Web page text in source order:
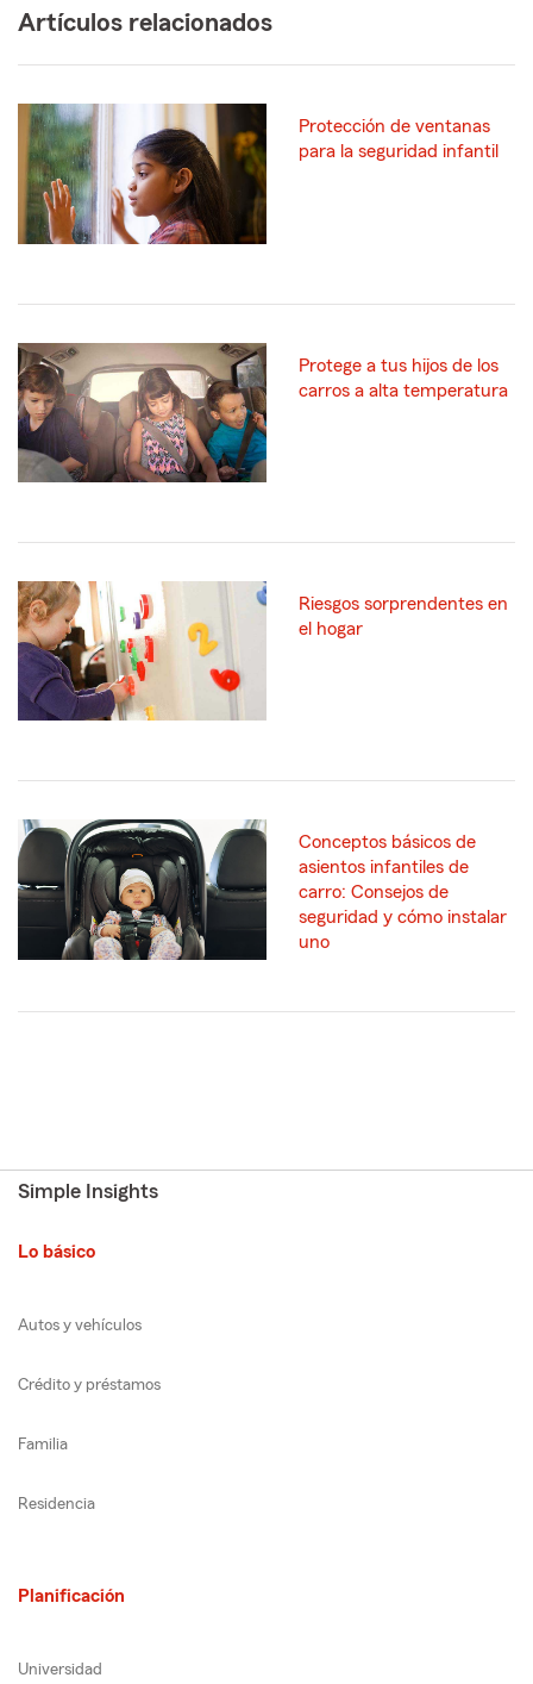
Artículos relacionados
Protección de ventanas
para la seguridad infantil
Protege a tus hijos de los
carros a alta temperatura
Riesgos sorprendentes en
el hogar
Conceptos básicos de
asientos infantiles de
carro: Consejos de
seguridad y cómo instalar
uno
Simple Insights
Lo básico
Autos y vehículos
Crédito y préstamos
Familia
Residencia
Planificación
Universidad